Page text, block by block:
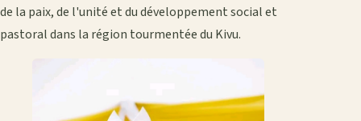
de la paix, de l'unité et du développement social et
pastoral dans la région tourmentée du Kivu.